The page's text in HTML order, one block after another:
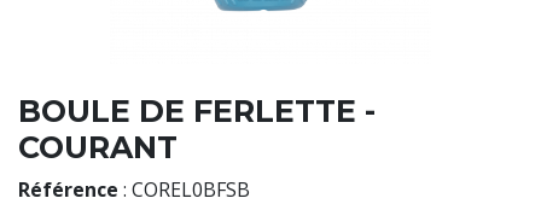
BOULE DE FERLETTE -
COURANT
Référence : COREL0BFSB